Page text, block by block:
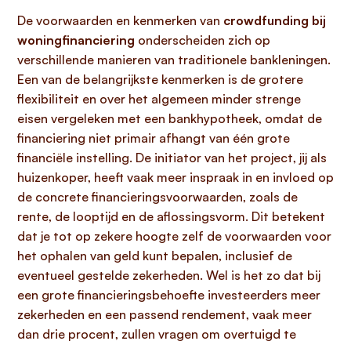
De voorwaarden en kenmerken van crowdfunding bij
woningfinanciering onderscheiden zich op
verschillende manieren van traditionele bankleningen.
Een van de belangrijkste kenmerken is de grotere
flexibiliteit en over het algemeen minder strenge
eisen vergeleken met een bankhypotheek, omdat de
financiering niet primair afhangt van één grote
financiële instelling. De initiator van het project, jij als
huizenkoper, heeft vaak meer inspraak in en invloed op
de concrete financieringsvoorwaarden, zoals de
rente, de looptijd en de aflossingsvorm. Dit betekent
dat je tot op zekere hoogte zelf de voorwaarden voor
het ophalen van geld kunt bepalen, inclusief de
eventueel gestelde zekerheden. Wel is het zo dat bij
een grote financieringsbehoefte investeerders meer
zekerheden en een passend rendement, vaak meer
dan drie procent, zullen vragen om overtuigd te